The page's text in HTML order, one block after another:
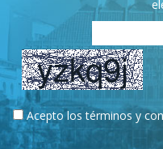
Acepto los términos y